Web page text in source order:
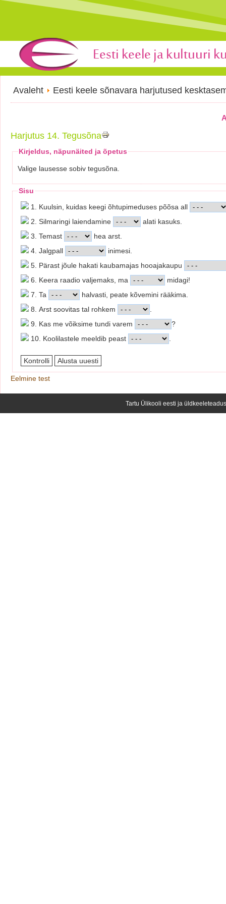
Avaleht Eesti keele sõnavara harjutused
Harjutus 14. Tegusõna
Kirjeldus, näpunäited ja õpetus
Valige lausesse sobiv tegusõna.
Sisu
1. Kuulsin, kuidas keegi õhtupimeduses põõsa all
2. Silmaringi laiendamine
alati kasuks.
3. Temast
hea arst.
4. Jalgpall
inimesi.
5. Pärast jõule hakati kaubamajas hooajakaupu
6. Keera raadio valjemaks, ma
midagi!
7. Ta
halvasti, peate kõvemini rääkima.
8. Arst soovitas tal rohkem
9. Kas me võiksime tundi varem
?
10. Koolilastele meeldib peast
Eelmine test
Tartu Ülikooli eesti ja